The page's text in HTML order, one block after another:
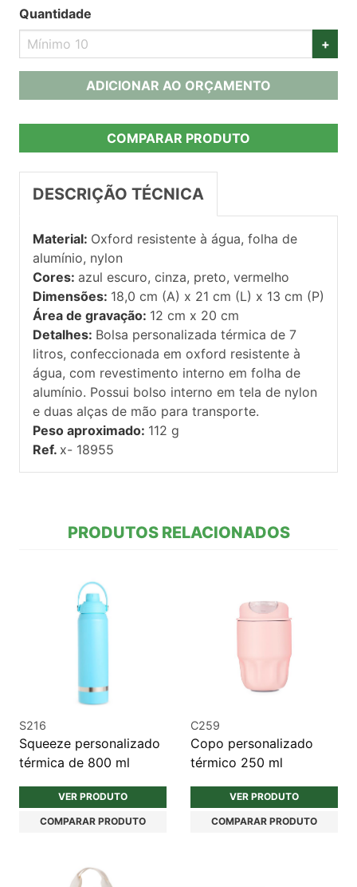
Quantidade
+
ADICIONAR AO ORÇAMENTO
COMPARAR PRODUTO
DESCRIÇÃO TÉCNICA
Material: Oxford resistente à água, folha de
alumínio, nylon
Cores: azul escuro, cinza, preto, vermelho
Dimensões: 18,0 cm (A) x 21 cm (L) x 13 cm (P)
Área de gravação: 12 cm x 20 cm
Detalhes: Bolsa personalizada térmica de 7
litros, confeccionada em oxford resistente à
água, com revestimento interno em folha de
alumínio. Possui bolso interno em tela de nylon
e duas alças de mão para transporte.
Peso aproximado: 112 g
Ref. x- 18955
PRODUTOS RELACIONADOS
S216
Squeeze personalizado
térmica de 800 ml
VER PRODUTO
COMPARAR PRODUTO
C259
Copo personalizado
térmico 250 ml
VER PRODUTO
COMPARAR PRODUTO